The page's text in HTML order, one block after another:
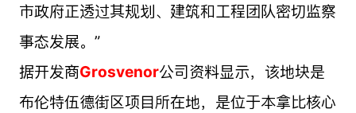
市政府正透过其规划、建筑和工程团队密切监察
事态发展。”
据开发商Grosvenor公司资料显示，该地块是
布伦特伍德街区项目所在地，是位于本拿比核心